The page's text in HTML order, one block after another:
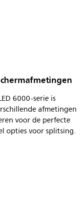
6000-serie is
afmetingen
voor de perfecte
opties voor splitsing.